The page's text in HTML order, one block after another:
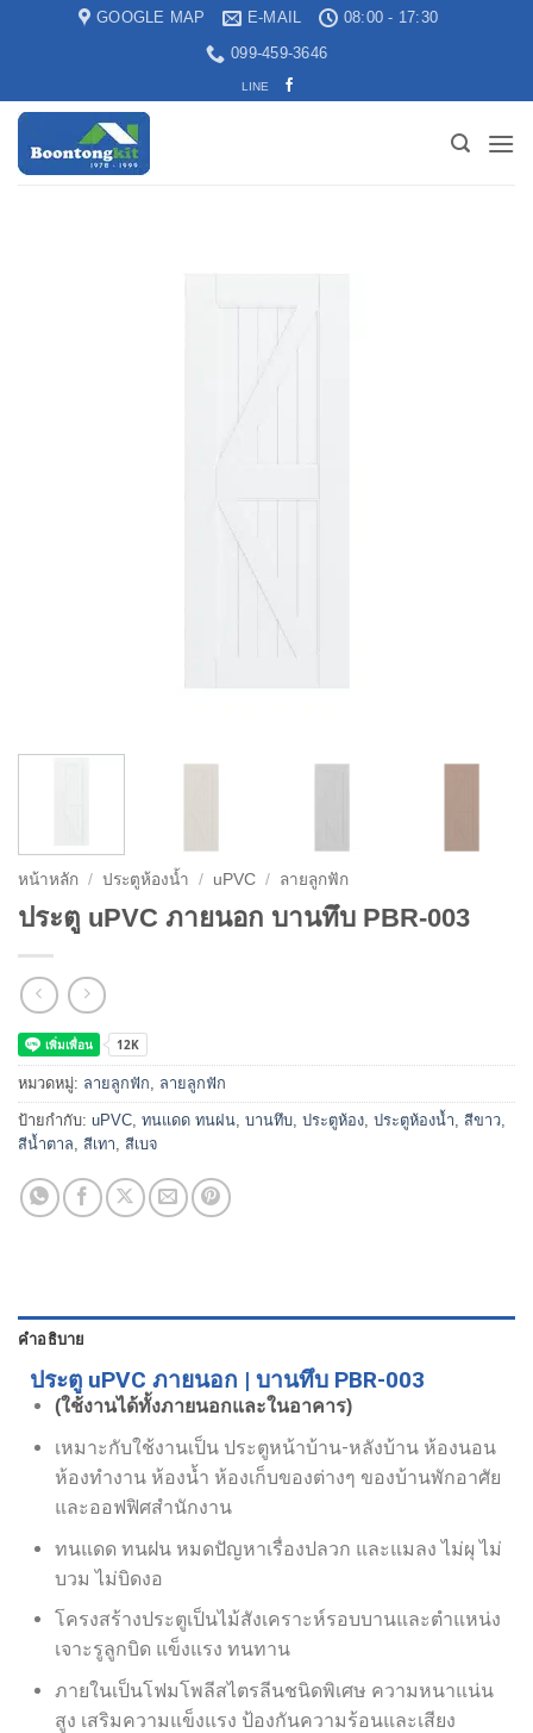
GOOGLE MAP E-MAIL
08:00 - 17:30
099-459-3646
LINE
หน้าหลัก / ประตูห้องน้ำ / uPVC / ลายลูกฟัก
ประตู uPVC ภายนอก บานทึบ PBR-003
หมวดหมู่: ลายลูกฟัก, ลายลูกฟัก
ป้ายกำกับ: uPVC, ทนแดด ทนฝน, บานทึบ, ประตูห้อง, ประตูห้องน้ำ, สีขาว,
สีน้ำตาล, สีเทา, สีเบจ
คำอธิบาย
ประตู uPVC ภายนอก | บานทึบ PBR-003
(ใช้งานได้ทั้งภายนอกและในอาคาร)
เหมาะกับใช้งานเป็น ประตูหน้าบ้าน-หลังบ้าน ห้องนอน
ห้องทำงาน ห้องน้ำ ห้องเก็บของต่างๆ ของบ้านพักอาศัย
และออฟฟิศสำนักงาน
ทนแดด ทนฝน หมดปัญหาเรื่องปลวก และแมลง ไม่ผุ ไม่
บวม ไม่บิดงอ
โครงสร้างประตูเป็นไม้สังเคราะห์รอบบานและตำแหน่ง
เจาะรูลูกบิด แข็งแรง ทนทาน
ภายในเป็นโฟมโพลีสไตรลีนชนิดพิเศษ ความหนาแน่น
สูง เสริมความแข็งแรง ป้องกันความร้อนและเสียง